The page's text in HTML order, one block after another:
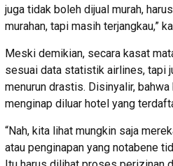
juga tidak boleh dijual murah,
murahan, tapi masih terjangkau,”
Meski demikian, secara kasat
sesuai data statistik airlines, tapi
menurun drastis. Disinyalir,
menginap diluar hotel yang
“Nah, kita lihat mungkin saja
atau penginapan yang notabene